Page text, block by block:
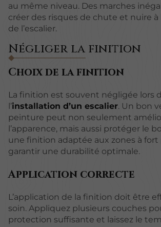
au même niveau. Des marches
créer des risques de chute et nuire à
de l’escalier.
Négliger la finition
Choix de la finition
La finition est souvent négligée lors
l’installation d’un escalier. Un bon
peinture peut non seulement
l’apparence, mais aussi protéger le
une finition adaptée aux zones à fort
garantir une durabilité optimale.
Application correcte
L’application de la finition doit être
soin. Appliquez plusieurs couches
protection suffisante et laissez le